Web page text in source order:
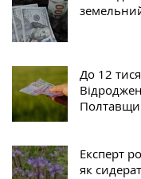
До 12
Експерт
як